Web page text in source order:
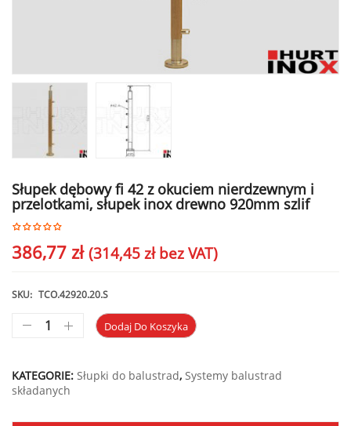
Słupek dębowy fi 42 z okuciem nierdzewnym i
przelotkami, słupek inox drewno 920mm szlif
386,77 zł (314,45 złbez VAT)
SKU: TCO.42920.20.S
Dodaj Do Koszyka
KATEGORIE: Słupki do balustrad, Systemy balustrad
składanych